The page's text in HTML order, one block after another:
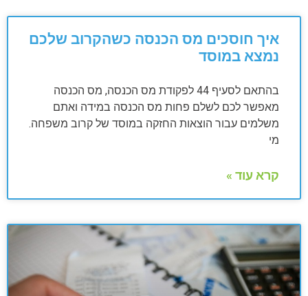
איך חוסכים מס הכנסה כשהקרוב שלכם
נמצא במוסד
בהתאם לסעיף 44 לפקודת מס הכנסה, מס הכנסה
מאפשר לכם לשלם פחות מס הכנסה במידה ואתם
משלמים עבור הוצאות החזקה במוסד של קרוב משפחה.
מי
קרא עוד »